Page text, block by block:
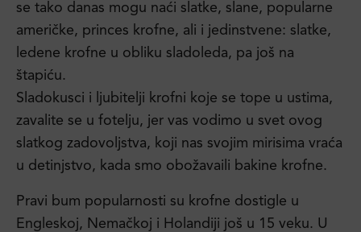
se tako danas mogu naći slatke, slane, popularne
američke, princes krofne, ali i jedinstvene: slatke,
ledene krofne u obliku sladoleda, pa još na
štapiću.
Sladokusci i ljubitelji krofni koje se tope u ustima,
zavalite se u fotelju, jer vas vodimo u svet ovog
slatkog zadovoljstva, koji nas svojim mirisima vraća
u detinjstvo, kada smo obožavaili bakine krofne.
Pravi bum popularnosti su krofne dostigle u
Engleskoj, Nemačkoj i Holandiji još u 15 veku. U